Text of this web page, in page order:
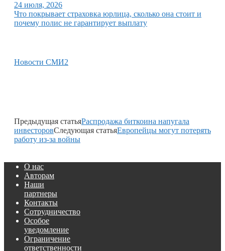
24 июля, 2026
Что покрывает страховка юрлица, сколько она стоит и
почему полис не гарантирует выплату
Новости СМИ2
Предыдущая статьяРаспродажа биткоина напугала
инвесторовСледующая статьяЕвропейцы могут потерять
работу из-за войны
О нас
Авторам
Наши
партнеры
Контакты
Сотрудничество
Особое
уведомление
Ограничение
ответственности